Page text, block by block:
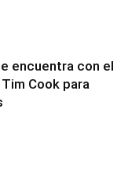
encuentra con el
Cook para